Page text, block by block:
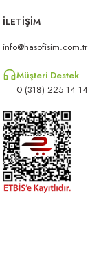
İLETİŞİM
info@hasofisim.com.tr
Müşteri Destek
0 (318) 225 14 14